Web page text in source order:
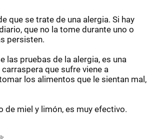
que se trate de una alergia. Si hay
que no la tome durante uno o
persisten.
las pruebas de la alergia, es una
que sufre viene a
los alimentos que le sientan mal,
miel y limón, es muy efectivo.